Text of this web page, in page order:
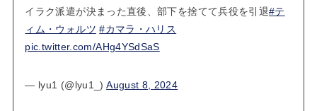
イラク派遣が決まった直後、部下を捨てて兵役を引退#テ
ィム・ウォルツ #カマラ・ハリス
pic.twitter.com/AHg4YSdSaS
— lyu1 (@lyu1_)August 8, 2024